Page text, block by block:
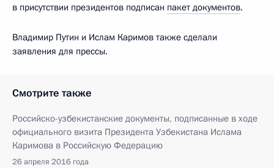
в присутствии президентов подписан пакет документов.
Владимир Путин и Ислам Каримов также сделали
заявления для прессы.
Смотрите также
Российско-узбекистанские документы, подписанные в ходе
официального визита Президента Узбекистана Ислама
Каримова в Российскую Федерацию
26 апреля 2016 года